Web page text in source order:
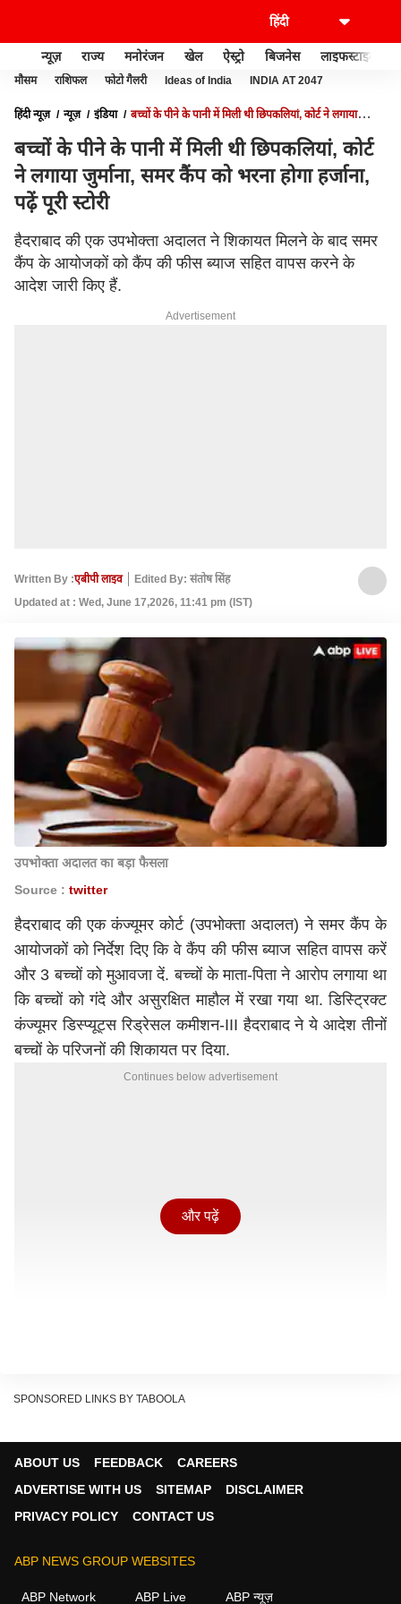
न्यूज़ राज्य मनोरंजन खेल ऐस्ट्रो बिजनेस लाइफस्टाइल
मौसम राशिफल फोटो गैलरी Ideas of India INDIA AT 2047
हिंदी न्यूज़ न्यूज़ इंडिया
बच्चों के पीने के पानी में मिली थी छिपकलियां, कोर्ट ने लगाया
बच्चों के पीने के पानी में मिली थी छिपकलियां, कोर्ट
ने लगाया जुर्माना, समर कैंप को भरना होगा हर्जाना,
पढ़ें पूरी स्टोरी
हैदराबाद की एक उपभोक्ता अदालत ने शिकायत मिलने के बाद समर
कैंप के आयोजकों को कैंप की फीस ब्याज सहित वापस करने के
आदेश जारी किए हैं.
Advertisement
Written By :एबीपी लाइव
Edited By: संतोष सिंह
Updated at : Wed, June 17,2026, 11:41 pm (IST)
उपभोक्ता अदालत का बड़ा फैसला
Source : twitter
हैदराबाद की एक कंज्यूमर कोर्ट (उपभोक्ता अदालत) ने समर कैंप के
आयोजकों को निर्देश दिए कि वे कैंप की फीस ब्याज सहित वापस करें
और 3 बच्चों को मुआवजा दें. बच्चों के माता-पिता ने आरोप लगाया था
कि बच्चों को गंदे और असुरक्षित माहौल में रखा गया था. डिस्ट्रिक्ट
कंज्यूमर डिस्प्यूट्स रिड्रेसल कमीशन-III हैदराबाद ने ये आदेश तीनों
बच्चों के परिजनों की शिकायत पर दिया.
Continues below advertisement
के बच्चों के लिए 3 मई से 22 मई 2025 तक कान्हा शांति वनम में
और पढ़ें
SPONSORED LINKS BY TABOOLA
ABOUT US FEEDBACK
CAREERS
ADVERTISE WITH US
SITEMAP
DISCLAIMER
PRIVACY POLICY
CONTACT US
ABP NEWS GROUP WEBSITES
ABP Network ABP Live ABP न्यूज़